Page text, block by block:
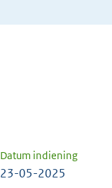
Datum indiening
23-05-2025